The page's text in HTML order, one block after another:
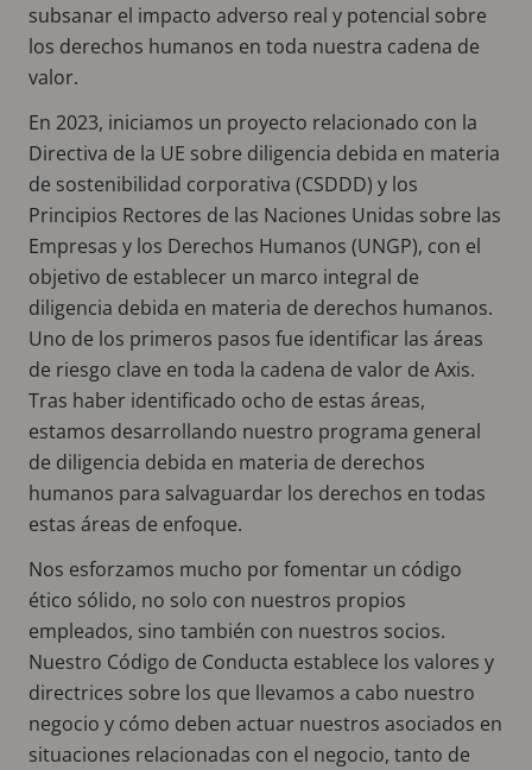
subsanar el impacto adverso real y potencial sobre
los derechos humanos en toda nuestra cadena de
valor.
En 2023, iniciamos un proyecto relacionado con la
Directiva de la UE sobre diligencia debida en materia
de sostenibilidad corporativa (CSDDD) y los
Principios Rectores de las Naciones Unidas sobre las
Empresas y los Derechos Humanos (UNGP), con el
objetivo de establecer un marco integral de
diligencia debida en materia de derechos humanos.
Uno de los primeros pasos fue identificar las áreas
de riesgo clave en toda la cadena de valor de Axis.
Tras haber identificado ocho de estas áreas,
estamos desarrollando nuestro programa general
de diligencia debida en materia de derechos
humanos para salvaguardar los derechos en todas
estas áreas de enfoque.
Nos esforzamos mucho por fomentar un código
ético sólido, no solo con nuestros propios
empleados, sino también con nuestros socios.
Nuestro Código de Conducta establece los valores y
directrices sobre los que llevamos a cabo nuestro
negocio y cómo deben actuar nuestros asociados en
situaciones relacionadas con el negocio, tanto de